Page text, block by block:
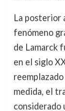
La posterior
fenómeno
de Lamarck
en el siglo
medida, el
considerado